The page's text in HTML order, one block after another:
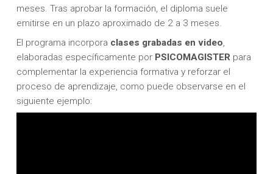
meses. Tras aprobar la formación, el diploma suele
emitirse en un plazo aproximado de 2 a 3 meses.
El programa incorpora clases grabadas en video
elaboradas específicamente por PSICOMAGISTER para
complementar la experiencia formativa y reforzar el
proceso de aprendizaje, como puede observarse en el
siguiente ejemplo: